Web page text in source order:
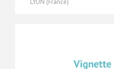
LYON (France)